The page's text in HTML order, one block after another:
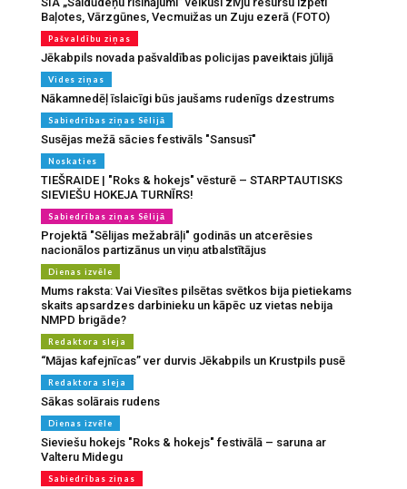
Baļotes, Vārzgūnes, Vecmuižas un Zuju ezerā (FOTO)
Pašvaldību ziņas
Jēkabpils novada pašvaldības policijas paveiktais jūlijā
Vides ziņas
Nākamnedēļ īslaicīgi būs jaušams rudenīgs dzestrums
Sabiedrības ziņas Sēlijā
Susējas mežā sācies festivāls "Sansusī"
Noskaties
TIEŠRAIDE | "Roks & hokejs" vēsturē – STARPTAUTISKS
SIEVIEŠU HOKEJA TURNĪRS!
Sabiedrības ziņas Sēlijā
Projektā "Sēlijas mežabrāļi" godinās un atcerēsies
nacionālos partizānus un viņu atbalstītājus
Dienas izvēle
Mums raksta: Vai Viesītes pilsētas svētkos bija pietiekams
skaits apsardzes darbinieku un kāpēc uz vietas nebija
NMPD brigāde?
Redaktora sleja
“Mājas kafejnīcas” ver durvis Jēkabpils un Krustpils pusē
Redaktora sleja
Sākas solārais rudens
Dienas izvēle
Sieviešu hokejs "Roks & hokejs" festivālā – saruna ar
Valteru Midegu
Sabiedrības ziņas